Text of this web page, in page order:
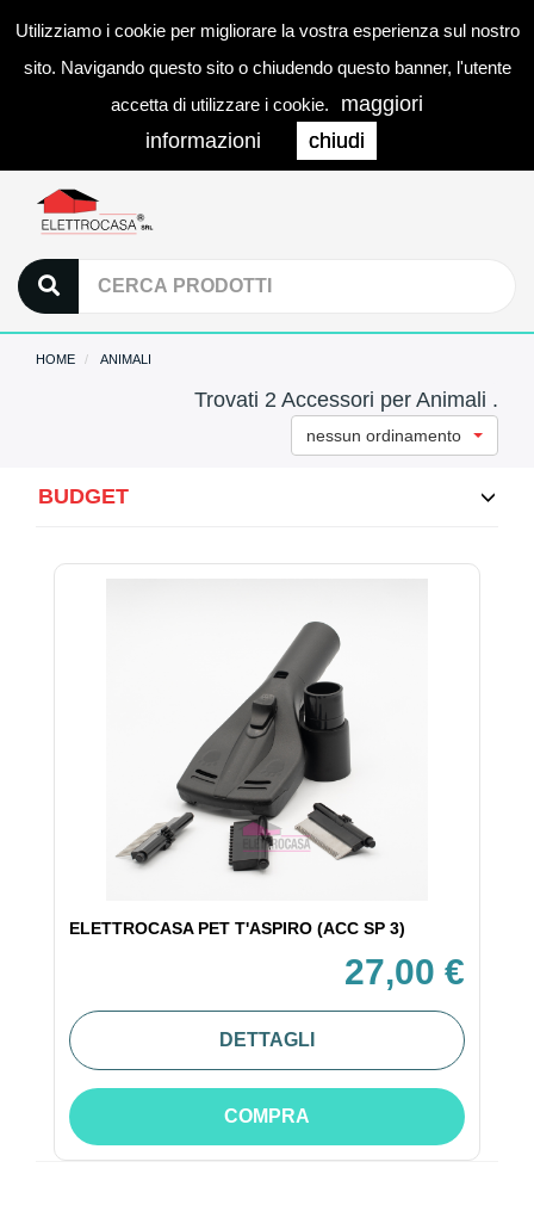
Utilizziamo i cookie per migliorare la vostra esperienza sul nostro
sito. Navigando questo sito o chiudendo questo banner, l'utente
accetta di utilizzare i cookie.
maggiori
informazioni
chiudi
0
HOME ANIMALI
Trovati 2 Accessori per Animali .
nessun ordinamento
BUDGET
ELETTROCASA PET T'ASPIRO (ACC SP 3)
27,00 €
DETTAGLI
COMPRA